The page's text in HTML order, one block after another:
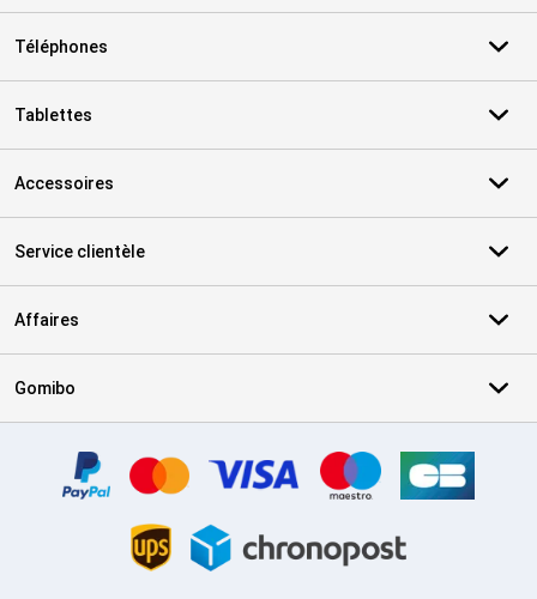
Téléphones
Tablettes
Accessoires
Service clientèle
Affaires
Gomibo